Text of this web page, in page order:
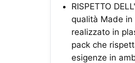
RISPETTO
qualità Made
realizzato in
pack che
esigenze in